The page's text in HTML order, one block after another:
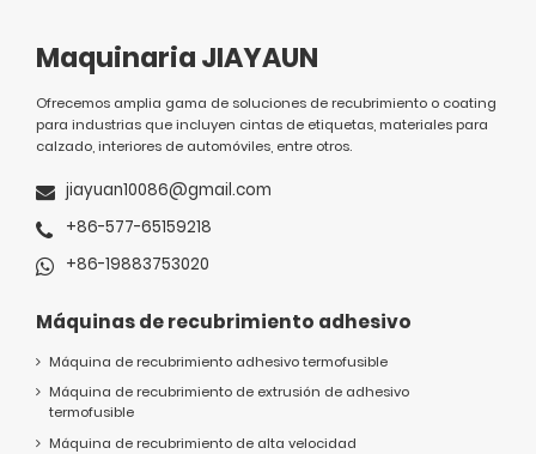
Maquinaria JIAYAUN
Ofrecemos amplia gama de soluciones de recubrimiento o coating
para industrias que incluyen cintas de etiquetas, materiales para
calzado, interiores de automóviles, entre otros.
jiayuan10086@gmail.com
+86-577-65159218
+86-19883753020
Máquinas de recubrimiento adhesivo
Máquina de recubrimiento adhesivo termofusible
Máquina de recubrimiento de extrusión de adhesivo
termofusible
Máquina de recubrimiento de alta velocidad